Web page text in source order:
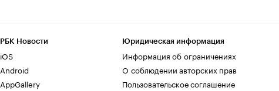
РБК Новости
iOS
Android
AppGallery
Юридическая информация
Информация об ограничениях
О соблюдении авторских прав
Пользовательское соглашение